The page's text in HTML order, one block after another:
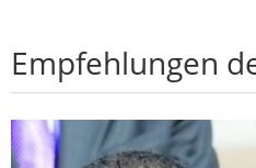
Empfehlungen